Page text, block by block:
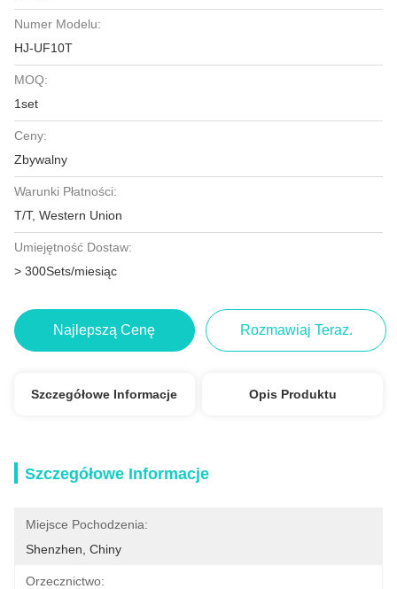
Numer Modelu:
HJ-UF10T
MOQ:
1set
Ceny:
Zbywalny
Warunki Płatności:
T/T, Western Union
Umiejętność Dostaw:
> 300Sets/miesiąc
Najlepszą Cenę Rozmawiaj Teraz.
Szczegółowe Informacje Opis Produktu
Szczegółowe Informacje
Miejsce Pochodzenia:
Shenzhen, Chiny
Orzecznictwo: